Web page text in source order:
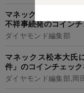
マネックス「仮想通
不祥事続発のコイン
ダイヤモンド編集部
マネックス松本大氏
件」のコインチェッ
ダイヤモンド編集部,岡